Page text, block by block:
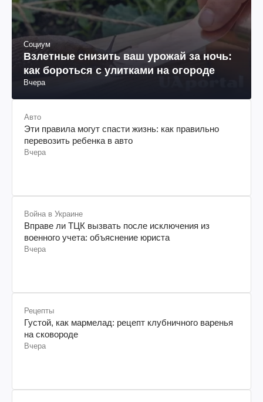
Социум
Взлетные снизить ваш урожай за ночь:
как бороться с улитками на огороде
Вчера
Авто
Эти правила могут спасти жизнь: как правильно
перевозить ребенка в авто
Вчера
Война в Украине
Вправе ли ТЦК вызвать после исключения из
военного учета: объяснение юриста
Вчера
Рецепты
Густой, как мармелад: рецепт клубничного варенья
на сковороде
Вчера